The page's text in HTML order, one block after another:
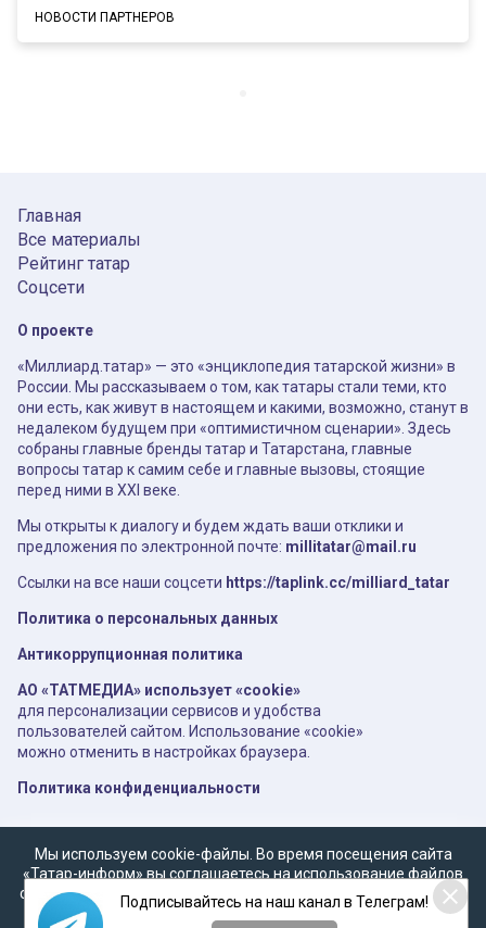
НОВОСТИ ПАРТНЕРОВ
Главная
Все материалы
Рейтинг татар
Соцсети
О проекте
«Миллиард.татар» — это «энциклопедия татарской жизни» в
России. Мы рассказываем о том, как татары стали теми, кто
они есть, как живут в настоящем и какими, возможно, станут в
недалеком будущем при «оптимистичном сценарии». Здесь
собраны главные бренды татар и Татарстана, главные
вопросы татар к самим себе и главные вызовы, стоящие
перед ними в XXI веке.
Мы открыты к диалогу и будем ждать ваши отклики и
предложения по электронной почте: millitatar@mail.ru
Ссылки на все наши соцсети https://taplink.cc/milliard_tatar
Политика о персональных данных
Антикоррупционная политика
АО «ТАТМЕДИА» использует «cookie»
для персонализации сервисов и удобства
пользователей сайтом. Использование «cookie»
можно отменить в настройках браузера.
Политика конфиденциальности
Мы используем cookie-файлы. Во время посещения сайта
«Татар-информ» вы соглашаетесь на использование файлов
cookie в соответствии с настоящим уведомлением, согласием
наобработку персональных данных,Политикой о
Подписывайтесь на наш канал в Телеграм!